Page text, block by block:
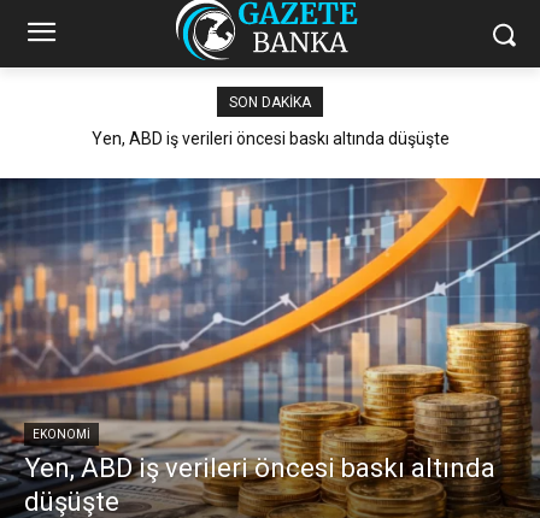
SON DAKIKA
Yen, ABD iş verileri öncesi baskı altında düşüşte
EKONOMI
Yen, ABD iş verileri öncesi baskı altında
düşüşte